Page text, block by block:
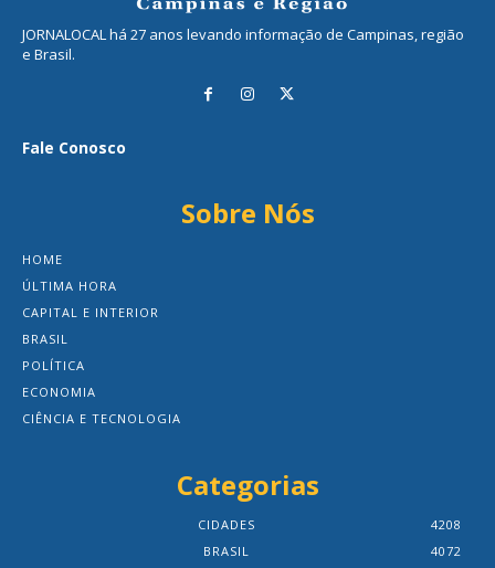
JORNALOCAL há 27 anos levando informação de Campinas, região
e Brasil.
Fale Conosco
Sobre Nós
HOME
ÚLTIMA HORA
CAPITAL E INTERIOR
BRASIL
POLÍTICA
ECONOMIA
CIÊNCIA E TECNOLOGIA
Categorias
CIDADES
4208
BRASIL
4072